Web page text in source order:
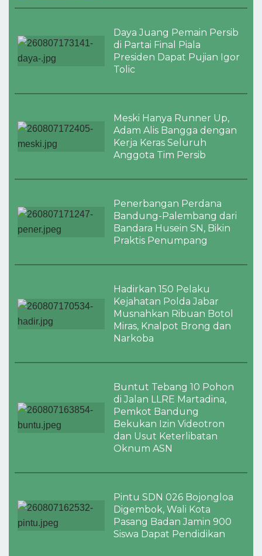
Daya Juang Pemain Persib
di Partai Final Piala
Presiden Dapat Pujian Igor
Tolic
Meski Hanya Runner Up,
Adam Alis Bangga dengan
Kerja Keras Seluruh
Anggota Tim Persib
Penerbangan Perdana
Bandung-Palembang dari
Bandara Husein SN, Bikin
Praktis Penumpang
Hadirkan 150 Pelaku
Kejahatan Polda Jabar
Musnahkan Ribuan Botol
Miras, Knalpot Brong dan
Narkoba
Buntut Tebang 10 Pohon
di Jalan LLRE Martadina,
Pemkot Bandung
Bekukan Izin Videotron
dan Usut Keterlibatan
Oknum ASN
Pintu SDN 026 Bojongloa
Digembok, Wali Kota
Pasang Badan Jamin 900
Siswa Dapat Pendidikan